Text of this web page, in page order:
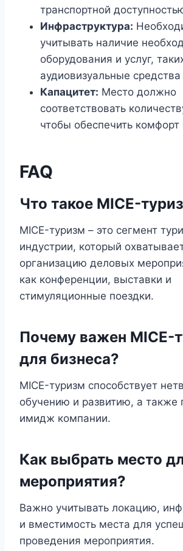
транспортной
Инфраструктура:
учитывать наличие
оборудования и услуг,
аудиовизуальные средства
Капацитет: Место должно
соответствовать
чтобы обеспечить комфорт
FAQ
Что такое MICE-
MICE-туризм – это сегмент
индустрии, который
организацию деловых
как конференции, выставки и
стимуляционные поездки.
Почему важен MICE-
для бизнеса?
MICE-туризм способствует
обучению и развитию, а также
имидж компании.
Как выбрать место
мероприятия?
Важно учитывать локацию,
и вместимость места для
проведения мероприятия.